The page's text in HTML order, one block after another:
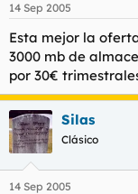
14 Sep 2005
Esta mejor la
3000 mb de
por 30€
Silas
Clásico
14 Sep 2005